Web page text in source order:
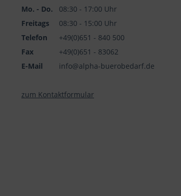
Mo. - Do.
08:30 - 17:00 Uhr
Freitags
08:30 - 15:00 Uhr
Telefon
+49(0)651 - 840 500
Fax
+49(0)651 - 83062
E-Mail
info@alpha-buerobedarf.de
zum Kontaktformular